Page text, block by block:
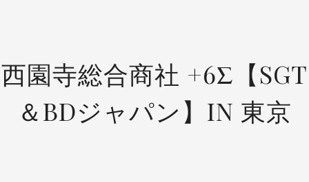
西園寺総合商社 +6Σ【SGT
＆BDジャパン】IN 東京